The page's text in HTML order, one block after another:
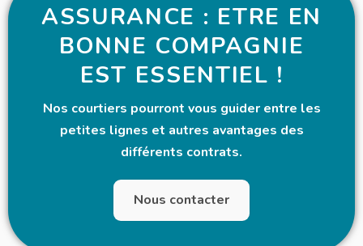
ASSURANCE : ETRE EN
BONNE COMPAGNIE
EST ESSENTIEL !
Nos courtiers pourront vous guider entre les
petites lignes et autres avantages des
différents contrats.
Nous contacter